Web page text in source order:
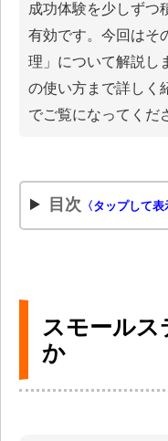
成功体験を少しずつ
有効です。今回はそ
理」について解説し
の使い方まで詳しく
でご覧になってくだ
目次 〈タップして表
スモールス
か